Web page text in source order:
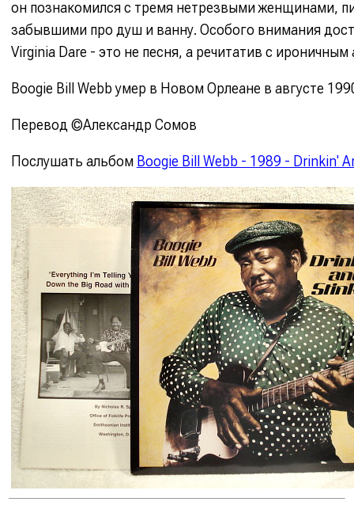
он познакомился с тремя нетрезвыми женщинами,
забывшими про душ и ванну. Особого внимания
Virginia Dare - это не песня, а речитатив с
Boogie Bill Webb умер в Новом Орлеане в августе
Перевод ©Александр Сомов
Послушать альбом Boogie Bill Webb - 1989 - Drinkin'